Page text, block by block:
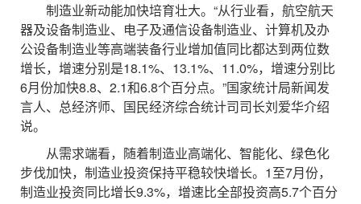
制造业新动能加快培育壮大。“从行业看，航空航天
器及设备制造业、电子及通信设备制造业、计算机及办
公设备制造业等高端装备行业增加值同比都达到两位数
增长，增速分别是18.1%、13.1%、11.0%，增速分别比
6月份加快8.8、2.1和6.8个百分点。”国家统计局新闻发
言人、总经济师、国民经济综合统计司司长刘爱华介绍
说。
从需求端看，随着制造业高端化、智能化、绿色化
步伐加快，制造业投资保持平稳较快增长。1至7月份，
制造业投资同比增长9.3%，增速比全部投资高5.7个百分